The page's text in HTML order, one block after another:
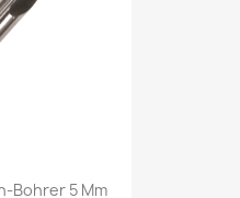
Bohrer 5 Mm